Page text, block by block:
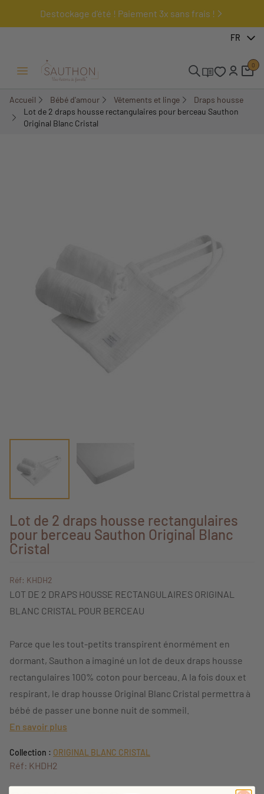
Destockage d'été ! Paiement 3x sans frais !
FR
Ouvrir/Fermer menu
0
Accueil Bébé d'amour Vêtements et linge
Draps housse
Lot de 2 draps housse rectangulaires pour berceau Sauthon
Original Blanc Cristal
Lot de 2 draps housse rectangulaires
pour berceau Sauthon Original Blanc
Cristal
Réf: KHDH2
LOT DE 2 DRAPS HOUSSE RECTANGULAIRES ORIGINAL
BLANC CRISTAL POUR BERCEAU
Parce que les tout-petits transpirent énormément en
dormant, Sauthon a imaginé un lot de deux draps housse
rectangulaires 100% coton pour berceau. A la fois doux et
respirant, le drap housse Original Blanc Cristal permettra à
bébé de passer une bonne nuit de sommeil.
En savoir plus
Collection : ORIGINAL BLANC CRISTAL
Réf: KHDH2